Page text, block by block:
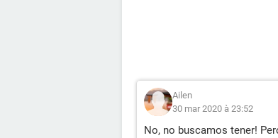
Ailen
30 mar 2020 à 23:52
No, no buscamos tener!